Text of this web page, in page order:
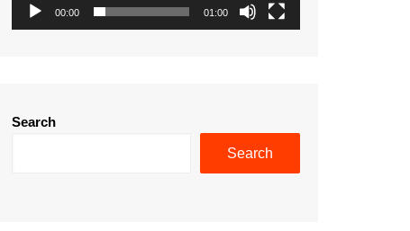
00:00 01:00
Search
Search